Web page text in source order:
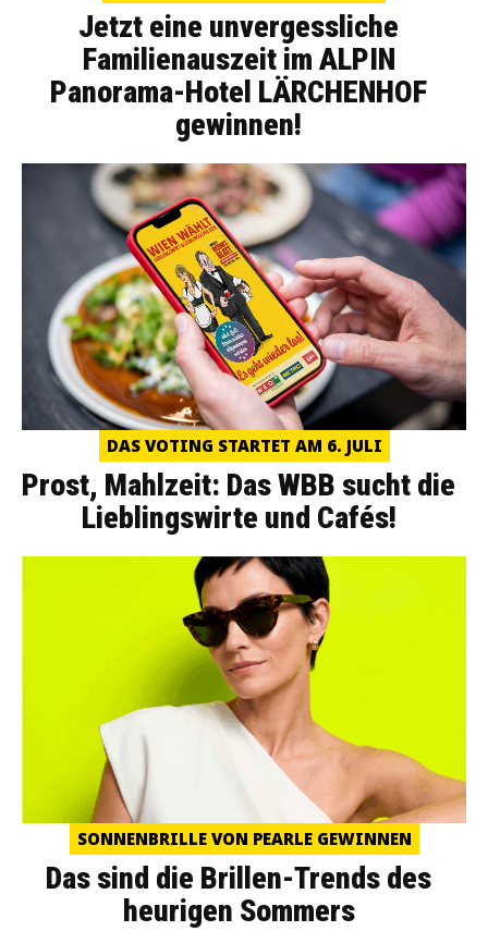
Jetzt eine unvergessliche
Familienauszeit im ALPIN
Panorama-Hotel LÄRCHENHOF
gewinnen!
DAS VOTING STARTET AM 6. JULI
Prost, Mahlzeit: Das WBB sucht die
Lieblingswirte und Cafés!
SONNENBRILLE VON PEARLE GEWINNEN
Das sind die Brillen-Trends des
heurigen Sommers